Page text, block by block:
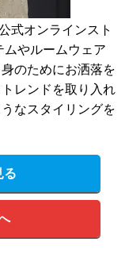
式オンラインスト
ムやルームウェア
のためにお洒落を
レンドを取り入れ
なスタイリングを
る